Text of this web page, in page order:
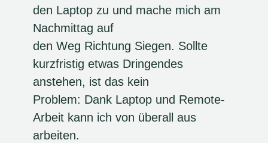
den Laptop zu und mache mich am
Nachmittag auf
den Weg Richtung Siegen. Sollte
kurzfristig etwas Dringendes
anstehen, ist das kein
Problem: Dank Laptop und Remote-
Arbeit kann ich von überall aus
arbeiten.